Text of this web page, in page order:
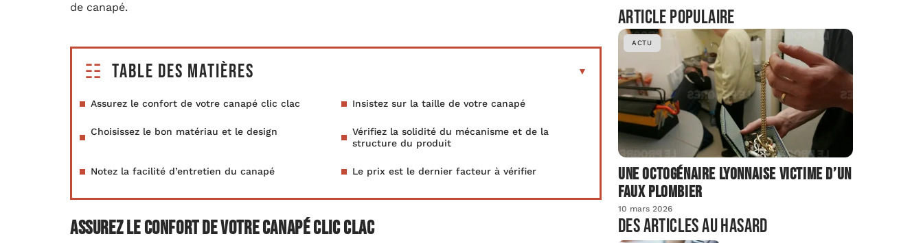
de canapé.
Table des matières
Assurez le confort de votre canapé clic clac Insistez sur la taille de votre canapé
Choisissez le bon matériau et le design
Vérifiez la solidité du mécanisme et de la
structure du produit
Notez la facilité d’entretien du canapé Le prix est le dernier facteur à vérifier
Assurez le confort de votre canapé clic clac
Article populaire
ACTU
Une octogénaire lyonnaise victime d’un
faux plombier
10 mars 2026
Des articles au hasard